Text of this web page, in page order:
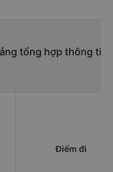
tổng hợp thông tin
Điểm đi